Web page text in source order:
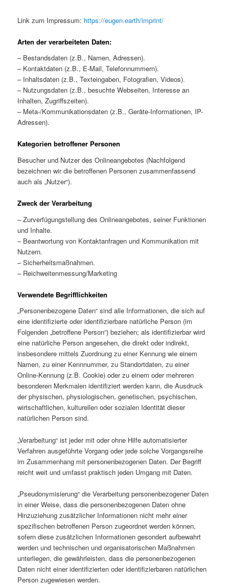
Link zum Impressum: https://eugen.earth/imprint/
Arten der verarbeiteten Daten:
– Bestandsdaten (z.B., Namen, Adressen).
– Kontaktdaten (z.B., E-Mail, Telefonnummern).
– Inhaltsdaten (z.B., Texteingaben, Fotografien, Videos).
– Nutzungsdaten (z.B., besuchte Webseiten, Interesse an
Inhalten, Zugriffszeiten).
– Meta-/Kommunikationsdaten (z.B., Geräte-Informationen, IP-
Adressen).
Kategorien betroffener Personen
Besucher und Nutzer des Onlineangebotes (Nachfolgend
bezeichnen wir die betroffenen Personen zusammenfassend
auch als „Nutzer“).
Zweck der Verarbeitung
– Zurverfügungstellung des Onlineangebotes, seiner Funktionen
und Inhalte.
– Beantwortung von Kontaktanfragen und Kommunikation mit
Nutzern.
– Sicherheitsmaßnahmen.
– Reichweitenmessung/Marketing
Verwendete Begrifflichkeiten
„Personenbezogene Daten“ sind alle Informationen, die sich auf
eine identifizierte oder identifizierbare natürliche Person (im
Folgenden „betroffene Person“) beziehen; als identifizierbar wird
eine natürliche Person angesehen, die direkt oder indirekt,
insbesondere mittels Zuordnung zu einer Kennung wie einem
Namen, zu einer Kennnummer, zu Standortdaten, zu einer
Online-Kennung (z.B. Cookie) oder zu einem oder mehreren
besonderen Merkmalen identifiziert werden kann, die Ausdruck
der physischen, physiologischen, genetischen, psychischen,
wirtschaftlichen, kulturellen oder sozialen Identität dieser
natürlichen Person sind.
„Verarbeitung“ ist jeder mit oder ohne Hilfe automatisierter
Verfahren ausgeführte Vorgang oder jede solche Vorgangsreihe
im Zusammenhang mit personenbezogenen Daten. Der Begriff
reicht weit und umfasst praktisch jeden Umgang mit Daten.
„Pseudonymisierung“ die Verarbeitung personenbezogener Daten
in einer Weise, dass die personenbezogenen Daten ohne
Hinzuziehung zusätzlicher Informationen nicht mehr einer
spezifischen betroffenen Person zugeordnet werden können,
sofern diese zusätzlichen Informationen gesondert aufbewahrt
werden und technischen und organisatorischen Maßnahmen
unterliegen, die gewährleisten, dass die personenbezogenen
Daten nicht einer identifizierten oder identifizierbaren natürlichen
Person zugewiesen werden.